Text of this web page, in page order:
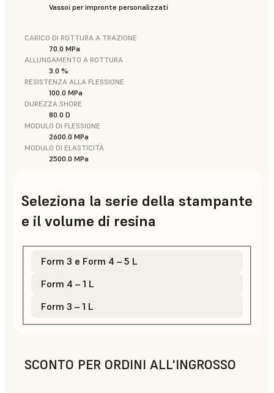
Vassoi per impronte personalizzati
CARICO DI ROTTURA A TRAZIONE
70.0 MPa
ALLUNGAMENTO A ROTTURA
3.0 %
RESISTENZA ALLA FLESSIONE
100.0 MPa
DUREZZA SHORE
80.0 D
MODULO DI FLESSIONE
2600.0 MPa
MODULO DI ELASTICITÀ
2500.0 MPa
Seleziona la serie della stampante
e il volume di resina
Form 3 e Form 4 – 5 L
Form 4 – 1 L
Form 3 – 1 L
SCONTO PER ORDINI ALL'INGROSSO